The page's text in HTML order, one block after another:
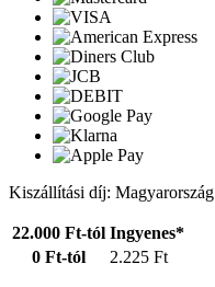
Kiszállítási díj: Magyarország
22.000 Ft-tól Ingyenes*
0 Ft-tól
2.225 Ft